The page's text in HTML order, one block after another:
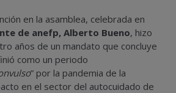
en la asamblea, celebrada en
de anefp, Alberto Bueno, hizo
años de un mandato que concluye
como un periodo
” por la pandemia de la
en el sector del autocuidado de